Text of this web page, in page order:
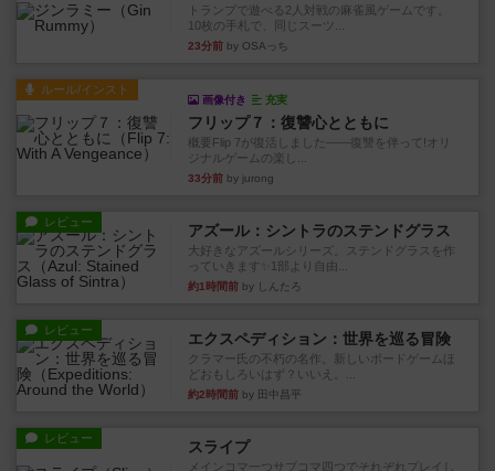
トランプで遊べる2人対戦の麻雀風ゲームです。
10枚の手札で、同じスーツ...
23分前 by OSAっち
ルール/インスト
画像付き 充実
フリップ７：復讐心とともに
概要Flip 7が復活しました――復讐を伴って!オリ
ジナルゲームの楽し...
33分前 by jurong
レビュー アズール：シントラのステンドグラス
大好きなアズールシリーズ。ステンドグラスを作
っていきます✨1部より自由...
約1時間前 by しんたろ
レビュー エクスペディション：世界を巡る冒険
クラマー氏の不朽の名作。新しいボードゲームほ
どおもしろいはず？いいえ。...
約2時間前 by 田中昌平
レビュー スライプ
メインコマ一つサブコマ四つでそれぞれプレイし